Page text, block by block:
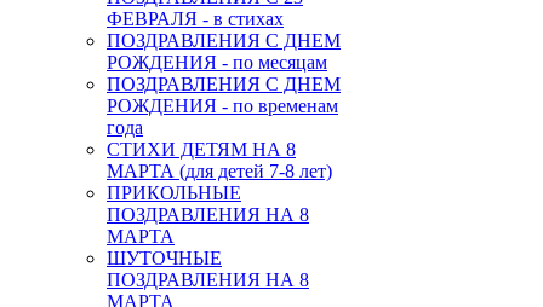
ФЕВРАЛЯ - в стихах
ПОЗДРАВЛЕНИЯ С ДНЕМ
РОЖДЕНИЯ - по месяцам
ПОЗДРАВЛЕНИЯ С ДНЕМ
РОЖДЕНИЯ - по временам
года
СТИХИ ДЕТЯМ НА 8
МАРТА (для детей 7-8 лет)
ПРИКОЛЬНЫЕ
ПОЗДРАВЛЕНИЯ НА 8
МАРТА
ШУТОЧНЫЕ
ПОЗДРАВЛЕНИЯ НА 8
МАРТА